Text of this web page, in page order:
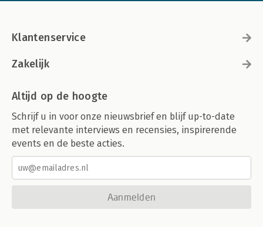
Klantenservice
Zakelijk
Altijd op de hoogte
Schrijf u in voor onze nieuwsbrief en blijf up-to-date
met relevante interviews en recensies, inspirerende
events en de beste acties.
Aanmelden